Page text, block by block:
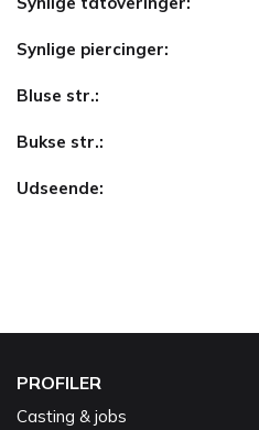
Synlige piercinger:
Bluse str.:
Bukse str.:
Udseende:
PROFILER
Casting & jobs